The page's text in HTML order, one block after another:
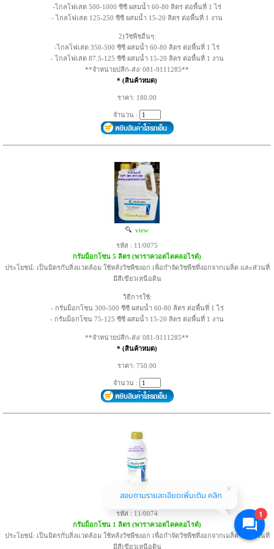
-ไกลโฟเสต 500-1000 ซีซี ผสมน้ำ 60-80 ลิตร ต่อพื้นที่ 1 ไร่
- ไกลโฟเสต 125-250 ซีซี ผสมน้ำ 15-20 ลิตร ต่อพื้นที่ 1 งาน
2)วัชพืชอื่นๆ:
-ไกลโฟเสต 350-500 ซีซี ผสมน้ำ 60-80 ลิตร ต่อพื้นที่ 1 ไร่
- ไกลโฟเสต 87.5-125 ซีซี ผสมน้ำ 15-20 ลิตร ต่อพื้นที่ 1 งาน
**จำหน่ายปลีก-ส่ง/ 081-9111285**
* (สินค้าหมด)
ราคา: 180.00
จำนวน :
view
รหัส : 11/0075
กรัมม็อกโซน 5 ลิตร (พาราควอตไดคลอไรด์)
ประโยชน์: เป็นมิตรกับสิ่งแวดล้อม ใช้หลังวัชพืชงอก เพื่อกำจัดวัชพืชที่งอกจากเมล็ด และส่วนที่
มีสีเขียวเหนือดิน
วิธีการใช้:
- กรัมม็อกโซน 300-500 ซีซี ผสมน้ำ 60-80 ลิตร ต่อพื้นที่ 1 ไร่
- กรัมม็อกโซน 75-125 ซีซี ผสมน้ำ 15-20 ลิตร ต่อพื้นที่ 1 งาน
**จำหน่ายปลีก-ส่ง/ 081-9111285**
* (สินค้าหมด)
ราคา: 750.00
จำนวน :
view
รหัส : 11/0074
กรัมม็อกโซน 1 ลิตร (พาราควอตไดคลอไรด์)
ประโยชน์: เป็นมิตรกับสิ่งแวดล้อม ใช้หลังวัชพืชงอก เพื่อกำจัดวัชพืชที่งอกจากเมล็ด และส่วนที่
มีสีเขียวเหนือดิน
1
สอบถามรายละเอียดเพิ่มเติม คลิก